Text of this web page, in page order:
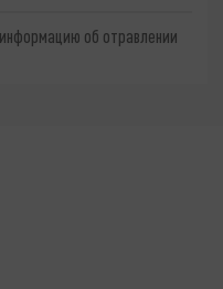
об отравлении